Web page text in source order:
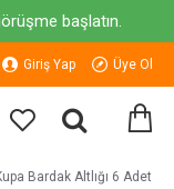
başlatın.
Giriş Yap Üye Ol
Bardak Altlığı 6 Adet